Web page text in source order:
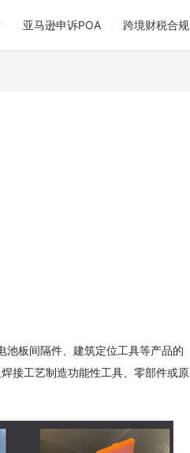
亚马逊申诉POA 跨境财税合规
板间隔件、建筑定位工具等产品的
接工艺制造功能性工具、零部件或原